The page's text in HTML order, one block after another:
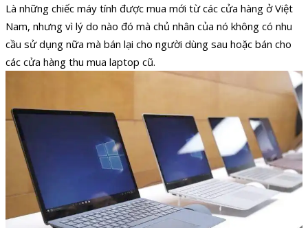
Là những chiếc máy tính được mua mới từ các cửa hàng ở Việt
Nam, nhưng vì lý do nào đó mà chủ nhân của nó không có nhu
cầu sử dụng nữa mà bán lại cho người dùng sau hoặc bán cho
các cửa hàng thu mua laptop cũ.